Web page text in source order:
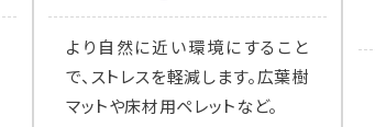
より自然に近い環境にすること
で、ストレスを軽減します。広葉樹
マットや床材用ペレットなど。